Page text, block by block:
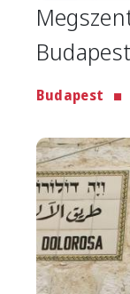
Budapest
Image